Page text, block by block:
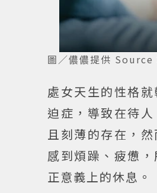
圖／儂儂提供 Source
處女天生的性格
迫症，導致在待
且刻薄的存在，
感到煩躁、疲憊
正意義上的休息。